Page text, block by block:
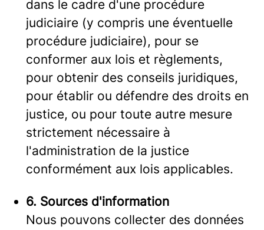
dans le cadre d'une procédure
judiciaire (y compris une éventuelle
procédure judiciaire), pour se
conformer aux lois et règlements,
pour obtenir des conseils juridiques,
pour établir ou défendre des droits en
justice, ou pour toute autre mesure
strictement nécessaire à
l'administration de la justice
conformément aux lois applicables.
6. Sources d'information
Nous pouvons collecter des données